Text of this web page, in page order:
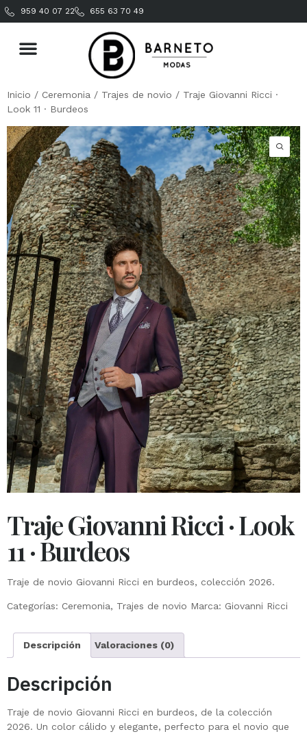
959 40 07 22 655 63 70 49
Inicio / Ceremonia / Trajes de novio / Traje Giovanni Ricci ·
Look 11 · Burdeos
Traje Giovanni Ricci · Look
11 · Burdeos
Traje de novio Giovanni Ricci en burdeos, colección 2026.
Categorías: Ceremonia, Trajes de novio Marca: Giovanni Ricci
Descripción Valoraciones (0)
Descripción
Traje de novio Giovanni Ricci en burdeos, de la colección
2026. Un color cálido y elegante, perfecto para el novio que